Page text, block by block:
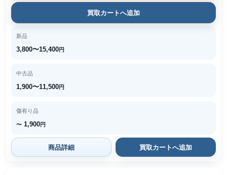
買取カートへ追加
新品
3,800〜15,400円
中古品
1,900〜11,500円
傷有り品
〜 1,900円
商品詳細 買取カートへ追加